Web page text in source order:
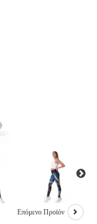
Επόμενο Προϊόν